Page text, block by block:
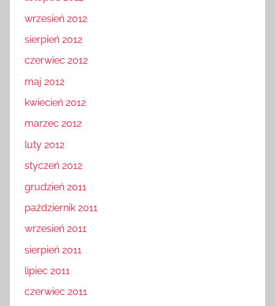
wrzesień 2012
sierpień 2012
czerwiec 2012
maj 2012
kwiecień 2012
marzec 2012
luty 2012
styczeń 2012
grudzień 2011
październik 2011
wrzesień 2011
sierpień 2011
lipiec 2011
czerwiec 2011